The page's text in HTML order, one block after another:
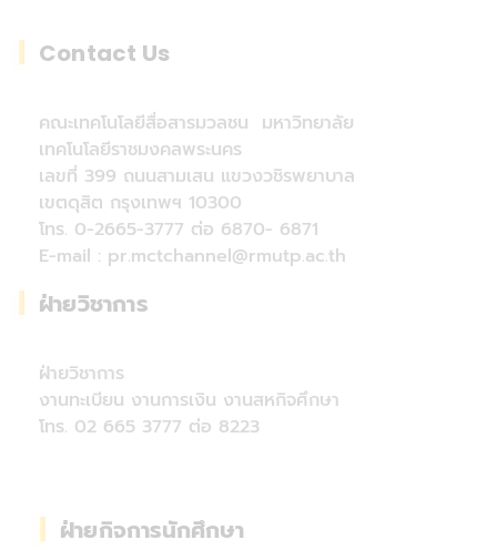
Contact Us
คณะเทคโนโลยีสื่อสารมวลชน มหาวิทยาลัย
เทคโนโลยีราชมงคลพระนคร
เลขที่ 399 ถนนสามเสน แขวงวชิรพยาบาล
เขตดุสิต กรุงเทพฯ 10300
โทร. 0-2665-3777 ต่อ 6870- 6871
E-mail : pr.mctchannel@rmutp.ac.th
ฝ่ายวิชาการ
ฝ่ายวิชาการ
งานทะเบียน งานการเงิน งานสหกิจศึกษา
โทร. 02 665 3777 ต่อ 8223
ฝ่ายกิจการนักศึกษา